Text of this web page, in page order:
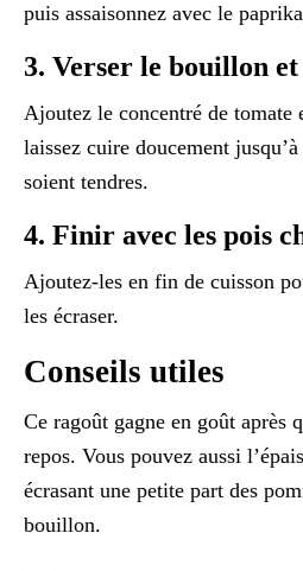
puis assaisonnez avec le
3. Verser le bouillon
Ajoutez le concentré de
laissez cuire doucement
soient tendres.
4. Finir avec les pois
Ajoutez-les en fin de cuisson
les écraser.
Conseils utiles
Ce ragoût gagne en goût après
repos. Vous pouvez aussi
écrasant une petite part des
bouillon.